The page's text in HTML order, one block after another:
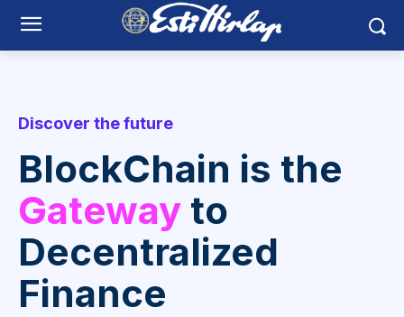
Discover the future
BlockChain is the
Gateway to
Decentralized
Finance